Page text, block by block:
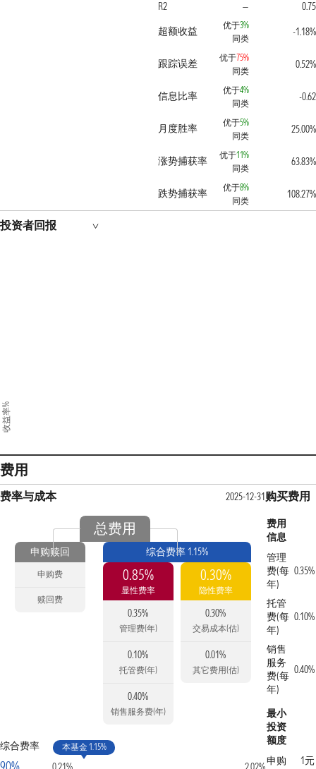
R2
—
0.75
超额收益
优于3%
同类
-1.18%
跟踪误差 优于75%
同类
0.52%
信息比率 优于4%
同类
-0.62
月度胜率 优于5%
同类
25.00%
涨势捕获率 优于11%
同类
63.83%
跌势捕获率 优于8%
同类
108.27%
投资者回报
收益率%
费用
费率与成本 2025-12-31
总费用
申购赎回
申购费
赎回费
综合费率 1.15%
0.85%
显性费率
0.35%
管理费(年)
0.10%
托管费(年)
0.40%
销售服务费(年)
0.30%
隐性费率
0.30%
交易成本(估)
0.01%
其它费用(估)
综合费率 本基金 1.15%
购买费用
费用
信息
管理
费(每
年)
0.35%
托管
费(每
年)
0.10%
销售
服务
费(每
年)
0.40%
最小
投资
额度
申购
1元